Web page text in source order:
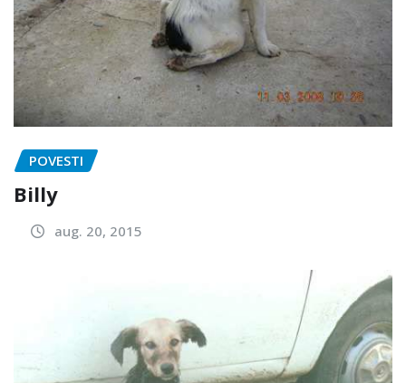
POVESTI
Billy
aug. 20, 2015